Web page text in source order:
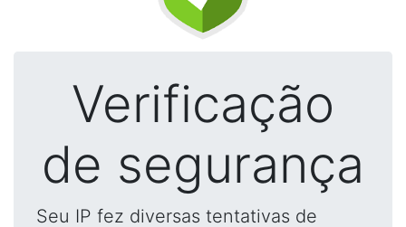
Verificação
de segurança
Seu IP fez diversas tentativas de